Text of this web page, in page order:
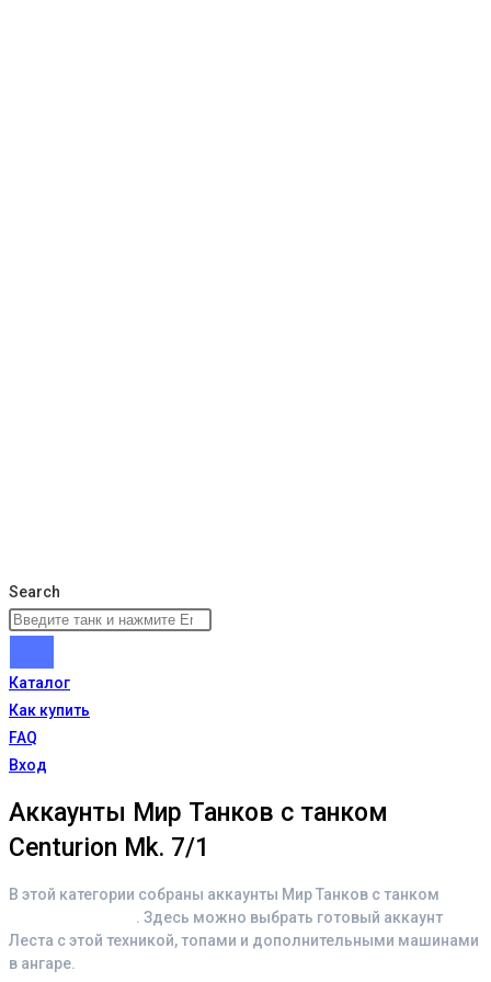
Search
Каталог
Как купить
FAQ
Вход
Аккаунты Мир Танков с танком
Centurion Mk. 7/1
В этой категории собраны аккаунты Мир Танков с танком
. Здесь можно выбрать готовый аккаунт
Леста с этой техникой, топами и дополнительными машинами
в ангаре.